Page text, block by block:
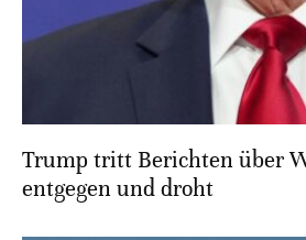
Trump tritt Berichten über
entgegen und droht